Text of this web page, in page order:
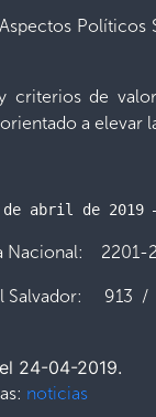
de
a elevar
abril de 2019
Nacional:
Salvador: 913 /
24-04-2019.
noticias